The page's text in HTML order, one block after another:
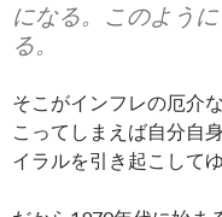
になる。このよう
る。
そこがインフレの厄介
こってしまえば自分自
イラルを引き起こしてゆ